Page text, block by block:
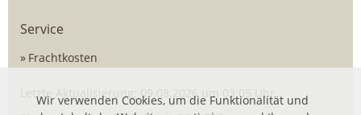
Service
Frachtkosten
Letzte Aktualisierung: 09.08.2026 um 03:05 Uhr
Wir verwenden Cookies, um die Funktionalität und